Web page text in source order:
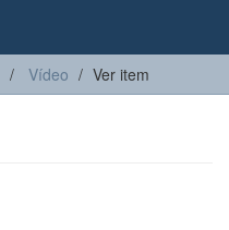
Vídeo Ver item